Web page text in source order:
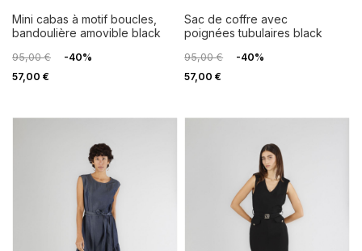
mini cabas à motif boucles,
bandoulière amovible black
95,00 €
-40%
57,00 €
sac de coffre avec
poignées tubulaires black
95,00 €
-40%
57,00 €